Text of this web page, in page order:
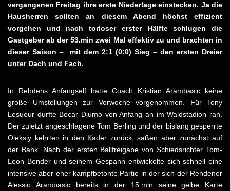
vergangenen Freitag ihre erste Niederlage einstecken. Ja die
Hausherren sollten an diesem Abend höchst effizient
vorgehen und nach torloser erster Hälfte schlugen die
Gastgeber ab der 53.min zwei Mal effektiv zu und brachten in
dieser Saison – mit dem 2:1 (0:0) Sieg – den ersten Dreier
unter Dach und Fach.
In Rehdens Anfangself hatte Coach Kristian Arambasic keine
große Umstellungen zur Vorwoche vorgenommen. Für Tony
Lesueur durfte Bocar Djumo von Anfang an im Waldstadion ran.
Der zuletzt angeschlagene Tom Berling und der bislang gesperrte
Oleksiy kehrten in den Kader zurück, saßen aber zunächst auf
der Bank. Nach der ersten Ballfreigabe von Schiedsrichter Tom-
Leon Bender und seinem Gespann entwickelte sich schnell eine
intensive aber eher kampfbetonte Partie in der sich der Rehdener
Alessio Arambasic bereits in der 15.min seine gelbe Karte